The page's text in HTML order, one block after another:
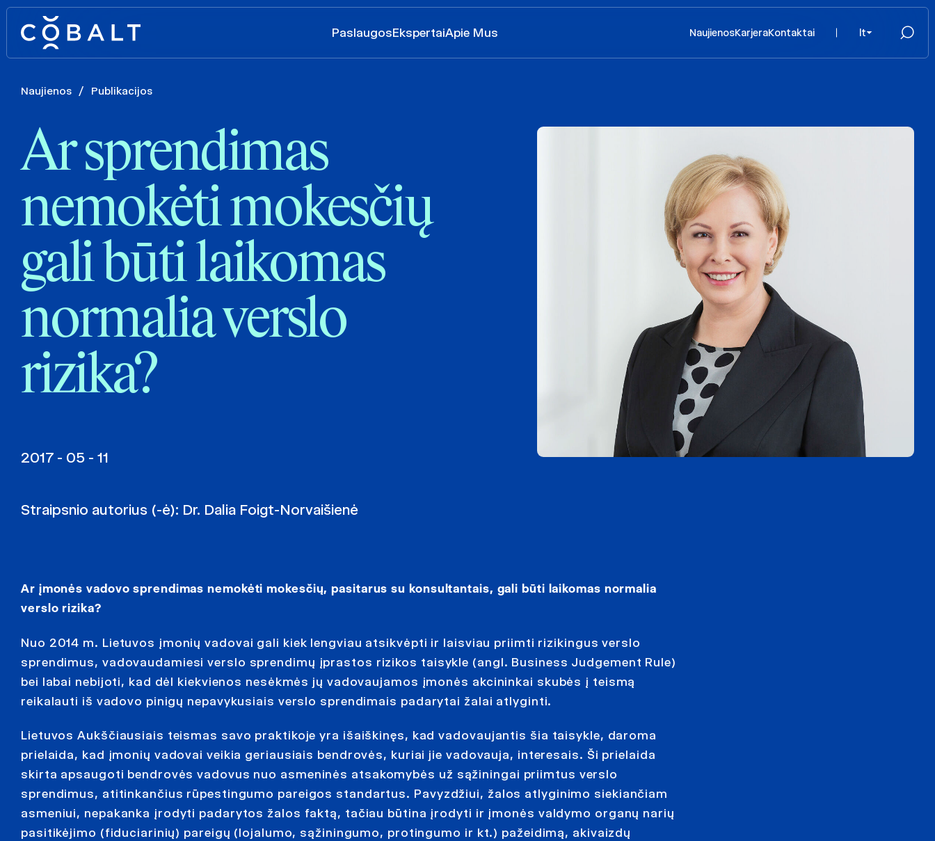
PaslaugosEkspertaiApie Mus NaujienosKarjeraKontaktai lt
Naujienos / Publikacijos
Ar sprendimas
nemokėti mokesčių
gali būti laikomas
normalia verslo
rizika?
2017 - 05 - 11
Straipsnio autorius (-ė): Dr. Dalia Foigt-Norvaišienė
Ar įmonės vadovo sprendimas nemokėti mokesčių, pasitarus su konsultantais, gali būti laikomas normalia
verslo rizika?
Nuo 2014 m. Lietuvos įmonių vadovai gali kiek lengviau atsikvėpti ir laisviau priimti rizikingus verslo
sprendimus, vadovaudamiesi verslo sprendimų įprastos rizikos taisykle (angl. Business Judgement Rule)
bei labai nebijoti, kad dėl kiekvienos nesėkmės jų vadovaujamos įmonės akcininkai skubės į teismą
reikalauti iš vadovo pinigų nepavykusiais verslo sprendimais padarytai žalai atlyginti.
Lietuvos Aukščiausiais teismas savo praktikoje yra išaiškinęs, kad vadovaujantis šia taisykle, daroma
prielaida, kad įmonių vadovai veikia geriausiais bendrovės, kuriai jie vadovauja, interesais. Ši prielaida
skirta apsaugoti bendrovės vadovus nuo asmeninės atsakomybės už sąžiningai priimtus verslo
sprendimus, atitinkančius rūpestingumo pareigos standartus. Pavyzdžiui, žalos atlyginimo siekiančiam
asmeniui, nepakanka įrodyti padarytos žalos faktą, tačiau būtina įrodyti ir įmonės valdymo organų narių
pasitikėjimo (fiduciarinių) pareigų (lojalumo, sąžiningumo, protingumo ir kt.) pažeidimą, akivaizdų